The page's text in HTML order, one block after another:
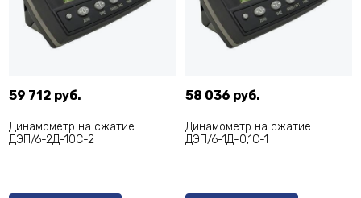
59 712 руб.
Динамометр на сжатие
ДЭП/6-2Д-10С-2
58 036 руб.
Динамометр на сжатие
ДЭП/6-1Д-0,1С-1